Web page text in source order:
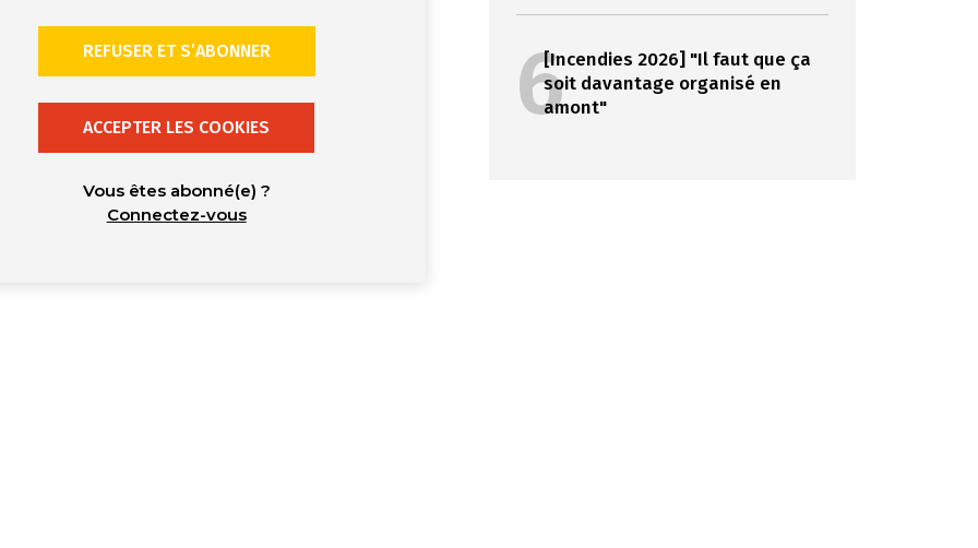
REFUSER ET S’ABONNER
ACCEPTER LES COOKIES
Vous êtes abonné(e) ?
Connectez-vous
6[Incendies 2026] "Il faut que ça
soit davantage organisé en
amont"